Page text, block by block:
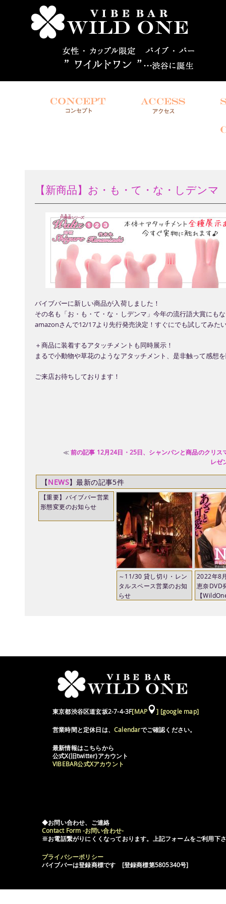
【新商品】お・も・て・な・しデン
バイブバーに新しい商品が入荷しました！
その名も「お・も・て・な・しデンマ」今年の流行語大賞にも
amazonさんで12/17より先行発売決定！すぐにでも試してみた
＋商品に装着するアタッチメントも同時展示！
まるで小動物や草花のようなアタッチメント、是非触って感想
ご来店お待ちしております！
≪前の記事 12月24日・25日、シャンパンと商品のクリス
レゼ
【NEWS】最新の記事5件
【重要】バイブバー営業
形態変更のお知らせ
～11/30 貸し切り・レン
タルスペース営業のお知
らせ
2022年8
恵奈DVD
【
東京都渋谷区道玄坂2-7-4-3F[MAP ] [google map]
営業時間と定休日は、 Calendarでご確認ください。
最新情報はこちらから
公式X(旧twitter)アカウント
VIBEBAR公式Xアカウント
◆お問い合わせ、ご連絡
Contact Form -お問い合わせ-
※お電話繋がりにくくなっております。上記フォームをご利用下
プライバシーポリシー
バイブバーは登録商標です [登録商標第5805340号]